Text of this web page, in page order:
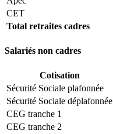
CET
Total retraites cadres
Salariés non cadres
Cotisation
Sécurité Sociale plafonnée
Sécurité Sociale déplafonnée
CEG tranche 1
CEG tranche 2